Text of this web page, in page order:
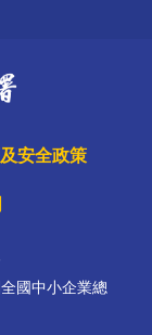
安全政策
國中小企業總